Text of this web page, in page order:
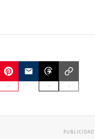
PUBLICIDAD